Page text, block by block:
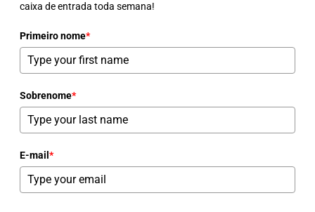
caixa de entrada toda semana!
Primeiro nome*
Sobrenome*
E-mail *